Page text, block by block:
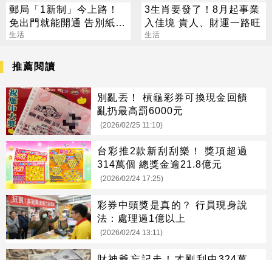
郵局「1新制」今上路！
免出門就能開通 告別紙本
不用跑臨櫃
生活
3生肖要發了！8月起事業
入佳境 貴人、財運一路旺
生活
推薦閱讀
別亂丟！ 槓龜彩券可換現金回饋
亂扔最高罰6000元
(2026/02/25 11:10)
台彩推2款新刮刮樂！ 獎項超過
314萬個 總獎金逾21.8億元
(2026/02/24 17:25)
彩券中頭獎是真的？ 行員現身說
法：處理過1億以上
(2026/02/24 13:11)